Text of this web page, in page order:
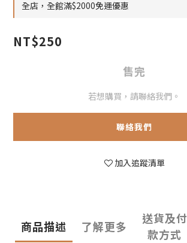
全店，全館滿$2000免運優惠
NT$250
售完
若想購買，請聯絡我們。
聯絡我們
加入追蹤清單
商品描述 了解更多
送貨及付
款方式